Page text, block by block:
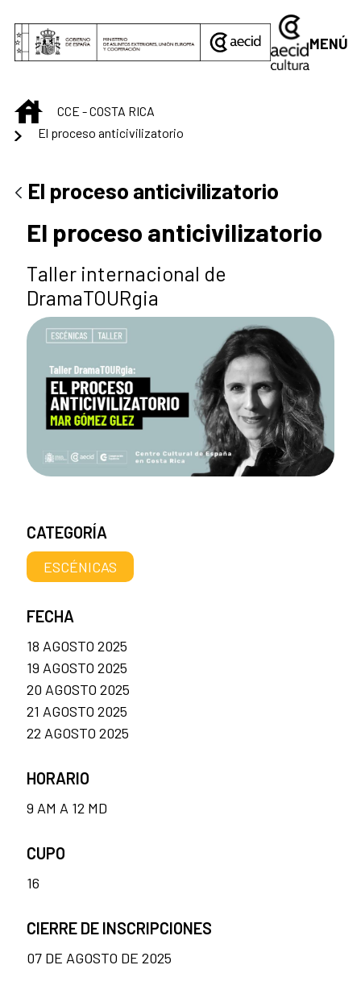
MENÚ
INICIO
CCE - COSTA RICA
El proceso anticivilizatorio
El proceso anticivilizatorio
El proceso anticivilizatorio
Taller internacional de
DramaTOURgia
CATEGORÍA
ESCÉNICAS
FECHA
18 AGOSTO 2025
19 AGOSTO 2025
20 AGOSTO 2025
21 AGOSTO 2025
22 AGOSTO 2025
HORARIO
9 AM A 12 MD
CUPO
16
CIERRE DE INSCRIPCIONES
07 DE AGOSTO DE 2025